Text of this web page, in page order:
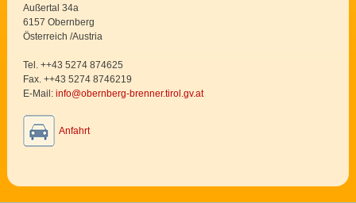
Außertal 34a
6157 Obernberg
Österreich /Austria
Tel. ++43 5274 874625
Fax. ++43 5274 8746219
E-Mail: info@obernberg-brenner.tirol.gv.at
Anfahrt